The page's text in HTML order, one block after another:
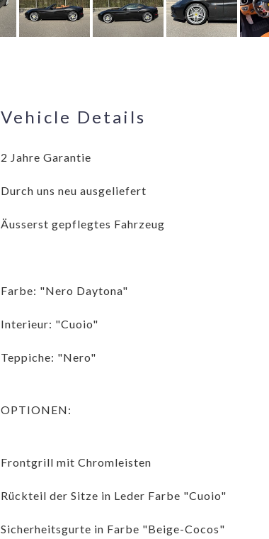
Vehicle Details
2 Jahre Garantie
Durch uns neu ausgeliefert
Äusserst gepflegtes Fahrzeug
Farbe: "Nero Daytona"
Interieur: "Cuoio"
Teppiche: "Nero"
OPTIONEN:
Frontgrill mit Chromleisten
Rückteil der Sitze in Leder Farbe "Cuoio"
Sicherheitsgurte in Farbe "Beige-Cocos"